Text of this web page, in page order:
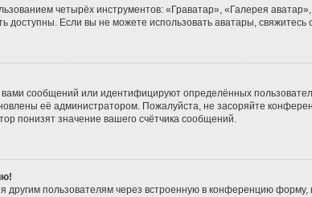
четырёх инструментов: «Граватар», «Галерея
доступны. Если вы не можете использовать аватары,
сообщений или идентифицируют определённых
её администратором. Пожалуйста, не засоряйте
понизят значение вашего счётчика сообщений.
другим пользователям через встроенную в конференцию